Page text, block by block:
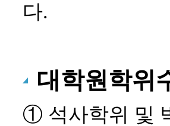
다.
대학원학위
① 석사학위 및